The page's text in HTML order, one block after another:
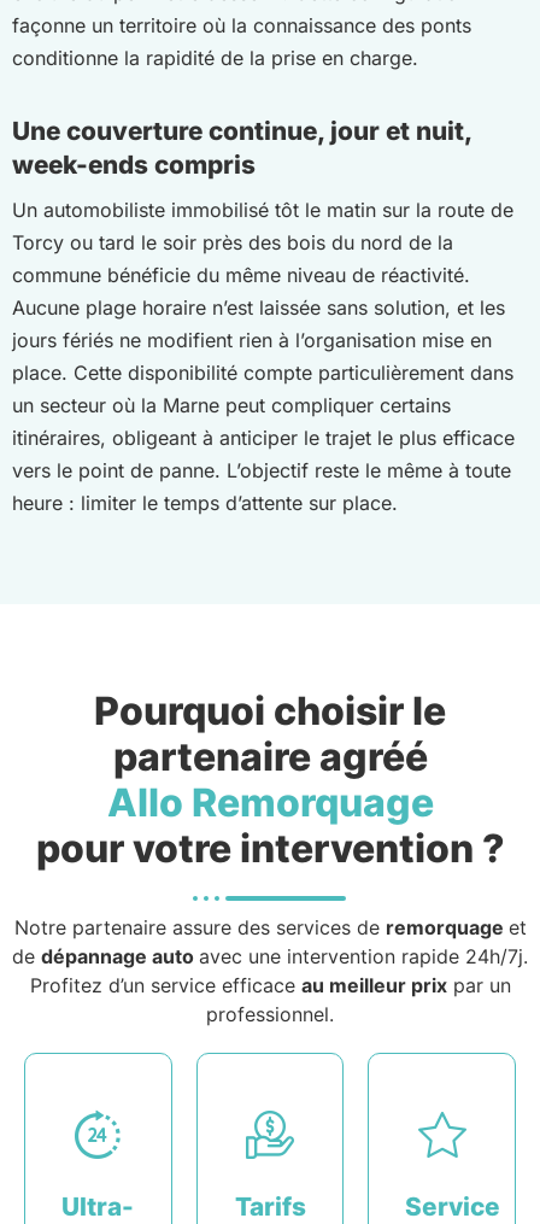
façonne un territoire où la connaissance des ponts
conditionne la rapidité de la prise en charge.
Une couverture continue, jour et nuit,
week-ends compris
Un automobiliste immobilisé tôt le matin sur la route de
Torcy ou tard le soir près des bois du nord de la
commune bénéficie du même niveau de réactivité.
Aucune plage horaire n’est laissée sans solution, et les
jours fériés ne modifient rien à l’organisation mise en
place. Cette disponibilité compte particulièrement dans
un secteur où la Marne peut compliquer certains
itinéraires, obligeant à anticiper le trajet le plus efficace
vers le point de panne. L’objectif reste le même à toute
heure : limiter le temps d’attente sur place.
Pourquoi choisir le
partenaire agréé
Allo Remorquage
pour votre intervention ?
Notre partenaire assure des services de remorquage et
de dépannage auto avec une intervention rapide 24h/7j.
Profitez d’un service efficace au meilleur prixpar un
professionnel.
Ultra-
Tarifs
Service